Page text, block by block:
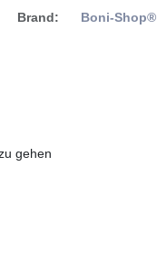
Brand:
Boni-Shop®
gehen